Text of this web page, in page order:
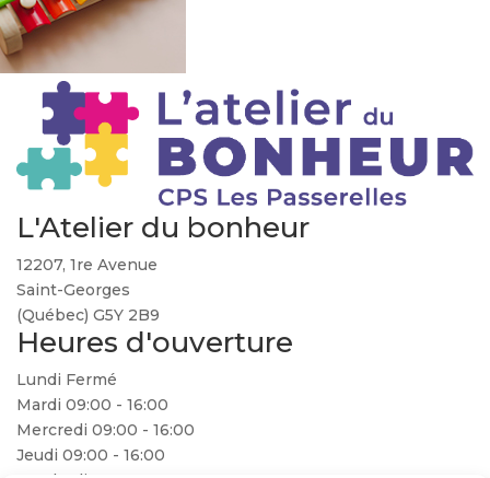
L'Atelier du bonheur
12207, 1re Avenue
Saint-Georges
(Québec) G5Y 2B9
Heures d'ouverture
Lundi Fermé
Mardi 09:00 - 16:00
Mercredi 09:00 - 16:00
Jeudi 09:00 - 16:00